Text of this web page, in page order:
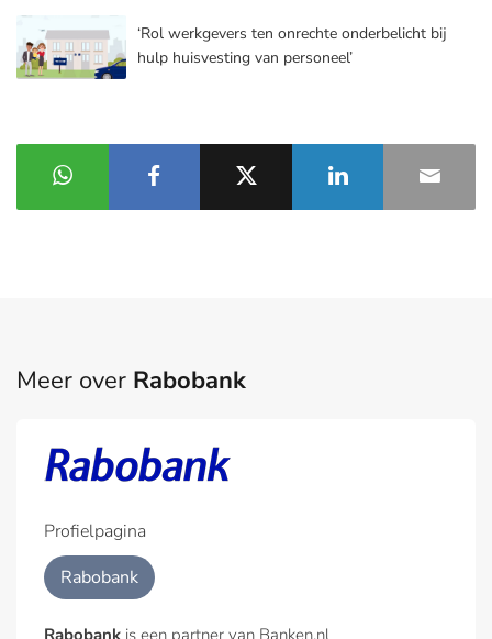
‘Rol werkgevers ten onrechte onderbelicht bij
hulp huisvesting van personeel’
Meer over Rabobank
Profielpagina
Rabobank